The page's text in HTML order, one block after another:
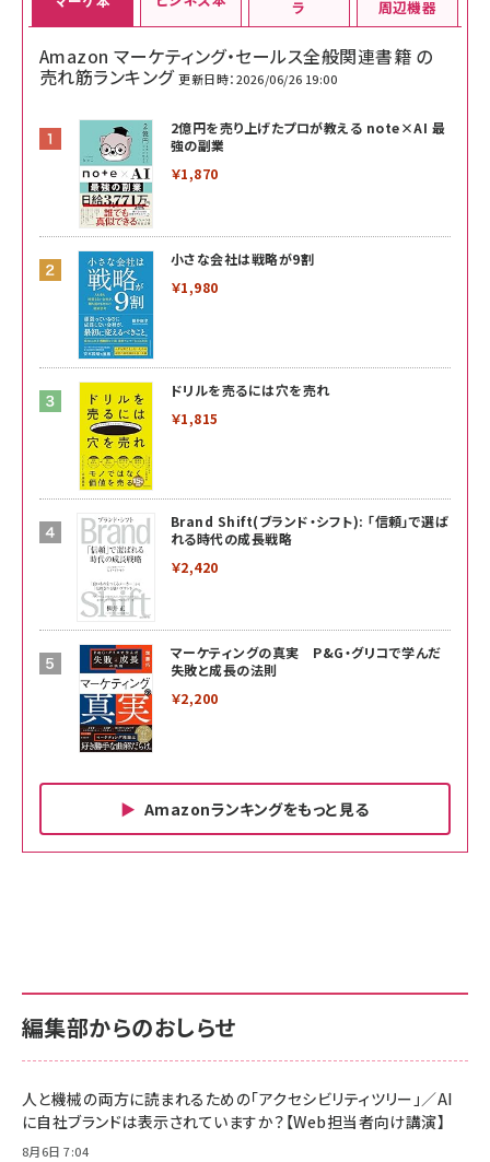
Amazon マーケティング・セールス全般関連書籍 の
売れ筋ランキング 更新日時：2026/06/26 19:00
2億円を売り上げたプロが教える note×AI 最
強の副業
￥1,870
小さな会社は戦略が9割
￥1,980
ドリルを売るには穴を売れ
￥1,815
Brand Shift(ブランド・シフト): 「信頼」で選ば
れる時代の成長戦略
￥2,420
マーケティングの真実 P&G・グリコで学んだ
失敗と成長の法則
￥2,200
Amazonランキングをもっと見る
￥880
anan(アンアン)2026/06/24号 No.2500増刊
スペシャルエディション[王道エンタメの矜持／
￥1,100
ラ
サポート正規品 メーカー保証5年 KLMEA128G
NIMASO ガラスフィルム iPhone 17 用 保護フィ
すい ガイド枠付き いPhone17 (6.3インチ) 対応
2枚セット DSP25F1698
￥1,599
周辺機器
サポート正規品 メーカー保証5年 KLMEA128G
Amazon eギフトカード - Amazonロゴ - クラ
￥5,000
編集部からのおしらせ
人と機械の両方に読まれるための「アクセシビリティツリー」／AI
に自社ブランドは表示されていますか？【Web担当者向け講演】
8月6日 7:04